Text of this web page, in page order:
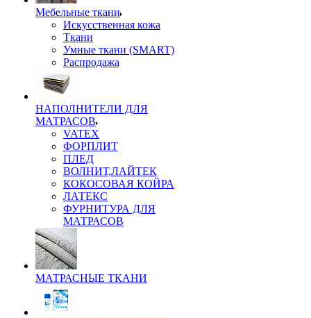
Мебельные ткани
Искусственная кожа
Ткани
Умные ткани (SMART)
Распродажа
НАПОЛНИТЕЛИ ДЛЯ
МАТРАСОВ
VATEX
ФОРПЛИТ
ПЛЕД
ВОЛНИТ,ЛАЙТЕК
КОКОСОВАЯ КОЙРА
ЛАТЕКС
ФУРНИТУРА ДЛЯ
МАТРАСОВ
МАТРАСНЫЕ ТКАНИ